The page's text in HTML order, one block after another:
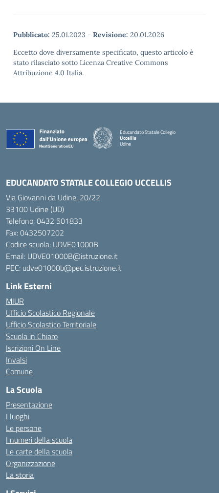
Pubblicato: 25.01.2023 - Revisione: 20.01.2026
Eccetto dove diversamente specificato, questo articolo è
stato rilasciato sotto Licenza Creative Commons
Attribuzione 4.0 Italia.
Educandato Statale Collegio
Uccellis
Udine
EDUCANDATO STATALE COLLEGIO UCCELLIS
Via Giovanni da Udine, 20/22
33100 Udine (UD)
Telefono:0432 501833
Fax: 0432507202
Codice scuola: UDVE01000B
Email: UDVE01000B@istruzione.it
PEC: udve01000b@pec.istruzione.it
Link Esterni
MIUR
Ufficio Scolastico Regionale
Ufficio Scolastico Territoriale
Scuola in Chiaro
Iscrizioni On Line
Invalsi
Comune
La Scuola
Presentazione
I luoghi
Le persone
I numeri della scuola
Le carte della scuola
Organizzazione
La storia